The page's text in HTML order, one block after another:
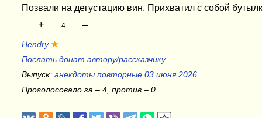
Позвали на дегустацию вин. Прихватил с собой
+ 4 –
Hendry ★
Послать донат автору/рассказчику
Выпуск: анекдоты повторные 03 июня 2026
Проголосовало за – 4, против – 0